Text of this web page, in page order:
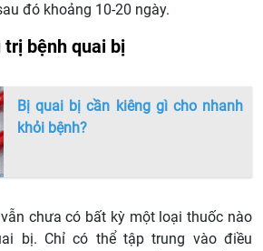
đó khoảng 10-20 ngày.
bệnh quai bị
Bị quai bị cần kiêng gì cho nhanh
khỏi bệnh?
chưa có bất kỳ một loại thuốc nào
bị. Chỉ có thể tập trung vào điều